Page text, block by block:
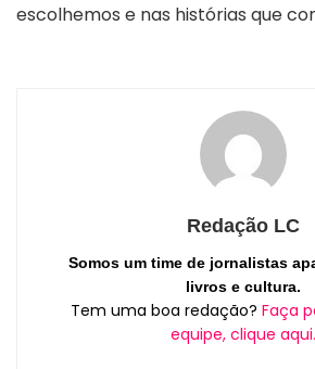
escolhemos e nas histórias que
Redação LC
Somos um time de jornalistas
livros e cultura.
Tem uma boa redação? Faça
equipe, clique aqui.